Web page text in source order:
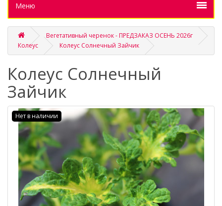
Меню
Вегетативный черенок - ПРЕДЗАКАЗ ОСЕНЬ 2026г
Колеус
Колеус Солнечный Зайчик
Колеус Солнечный
Зайчик
Нет в наличии